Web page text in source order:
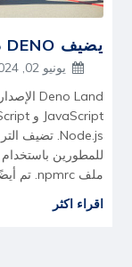
يضيف DENO دعمًا لسجلات NPM الخاصة
يونيو 02, 2024
ملف npmrc. تم أيضًا تحسين أداء وقت تشغيل Deno.
اقراء اكثر